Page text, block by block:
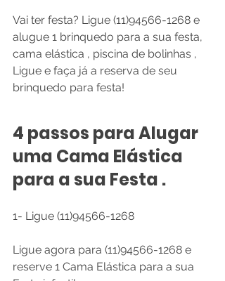
Vai ter festa? Ligue (11)94566-1268 e
alugue 1 brinquedo para a sua festa,
cama elástica , piscina de bolinhas ,
Ligue e faça já a reserva de seu
brinquedo para festa!
4 passos para Alugar
uma Cama Elástica
para a sua Festa .
1- Ligue (11)94566-1268
Ligue agora para (11)94566-1268 e
reserve 1 Cama Elástica para a sua